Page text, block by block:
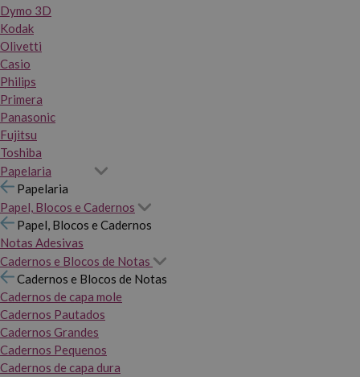
Dymo 3D
Kodak
Olivetti
Casio
Philips
Primera
Panasonic
Fujitsu
Toshiba
Papelaria
Papelaria
Papel, Blocos e Cadernos
Papel, Blocos e Cadernos
Notas Adesivas
Cadernos e Blocos de Notas
Cadernos e Blocos de Notas
Cadernos de capa mole
Cadernos Pautados
Cadernos Grandes
Cadernos Pequenos
Cadernos de capa dura